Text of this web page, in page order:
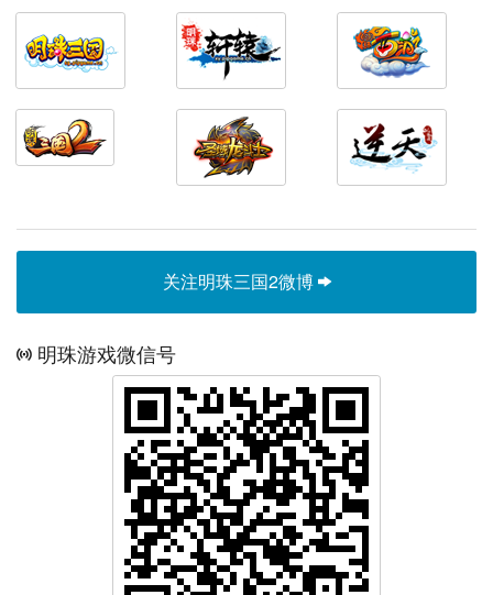
关注明珠三国2微博
明珠游戏微信号